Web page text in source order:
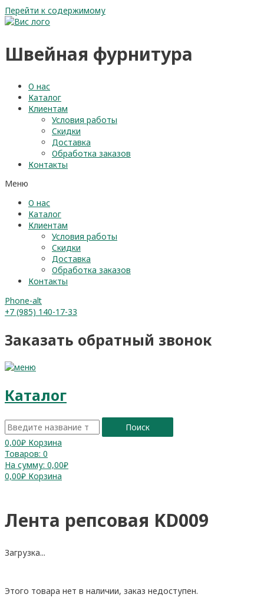
Перейти к содержимому
Швейная фурнитура
О нас
Каталог
Клиентам
Условия работы
Скидки
Доставка
Обработка заказов
Контакты
Меню
О нас
Каталог
Клиентам
Условия работы
Скидки
Доставка
Обработка заказов
Контакты
Phone-alt
+7 (985) 140-17-33
Заказать обратный звонок
Каталог
Поиск
0,00₽ Корзина
Товаров: 0
На сумму: 0,00₽
0,00₽ Корзина
Лента репсовая KD009
Загрузка...
Этого товара нет в наличии, заказ недоступен.